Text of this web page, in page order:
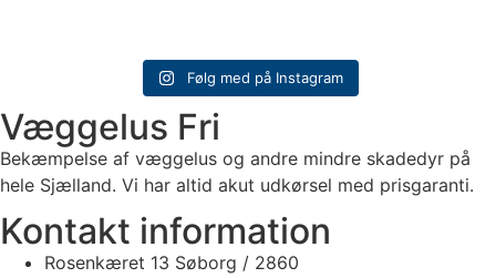
🔎😱 INSPEKTION I DAG - København
🐜🕵️‍♂️ Æg, skaller & levende væggelus kan hurtigt blive et stort problem!
1️⃣ Inspektion & lokalisering af alle skjulesteder
2️⃣ Målrettet sprøjtning & varmebehandling / Nedfrysning
👉📲 Book på www.vaeggelus-fri.dk eller send DM
📞 +45 50 37 06 90
0 0
🔎😱 INSPEKTION I DAG - København
🐜🕵️‍♂️ Æg, skaller & levende væggelus kan hurtigt blive et stort problem!
🔧🐜 SÅDAN BEHANDLER VI DIT HJEM
1️⃣ Inspektion & lokalisering af alle skjulesteder
2️⃣ Målrettet sprøjtning & varmebehandling / Nedfrysning
👉📲 Book på www.vaeggelus-fri.dk eller send DM
Følg med på Instagram
Væggelus Fri
Bekæmpelse af væggelus og andre mindre skadedyr på
hele Sjælland. Vi har altid akut udkørsel med prisgaranti.
Kontakt information
Rosenkæret 13 Søborg / 2860